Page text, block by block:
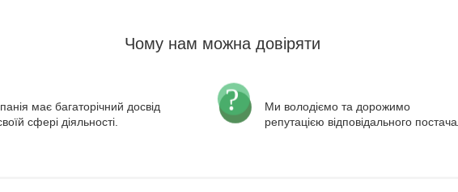
Чому нам можна довіряти
має багаторічний досвід
сфері діяльності.
Ми володіємо та дорожимо
репутацією відповідального